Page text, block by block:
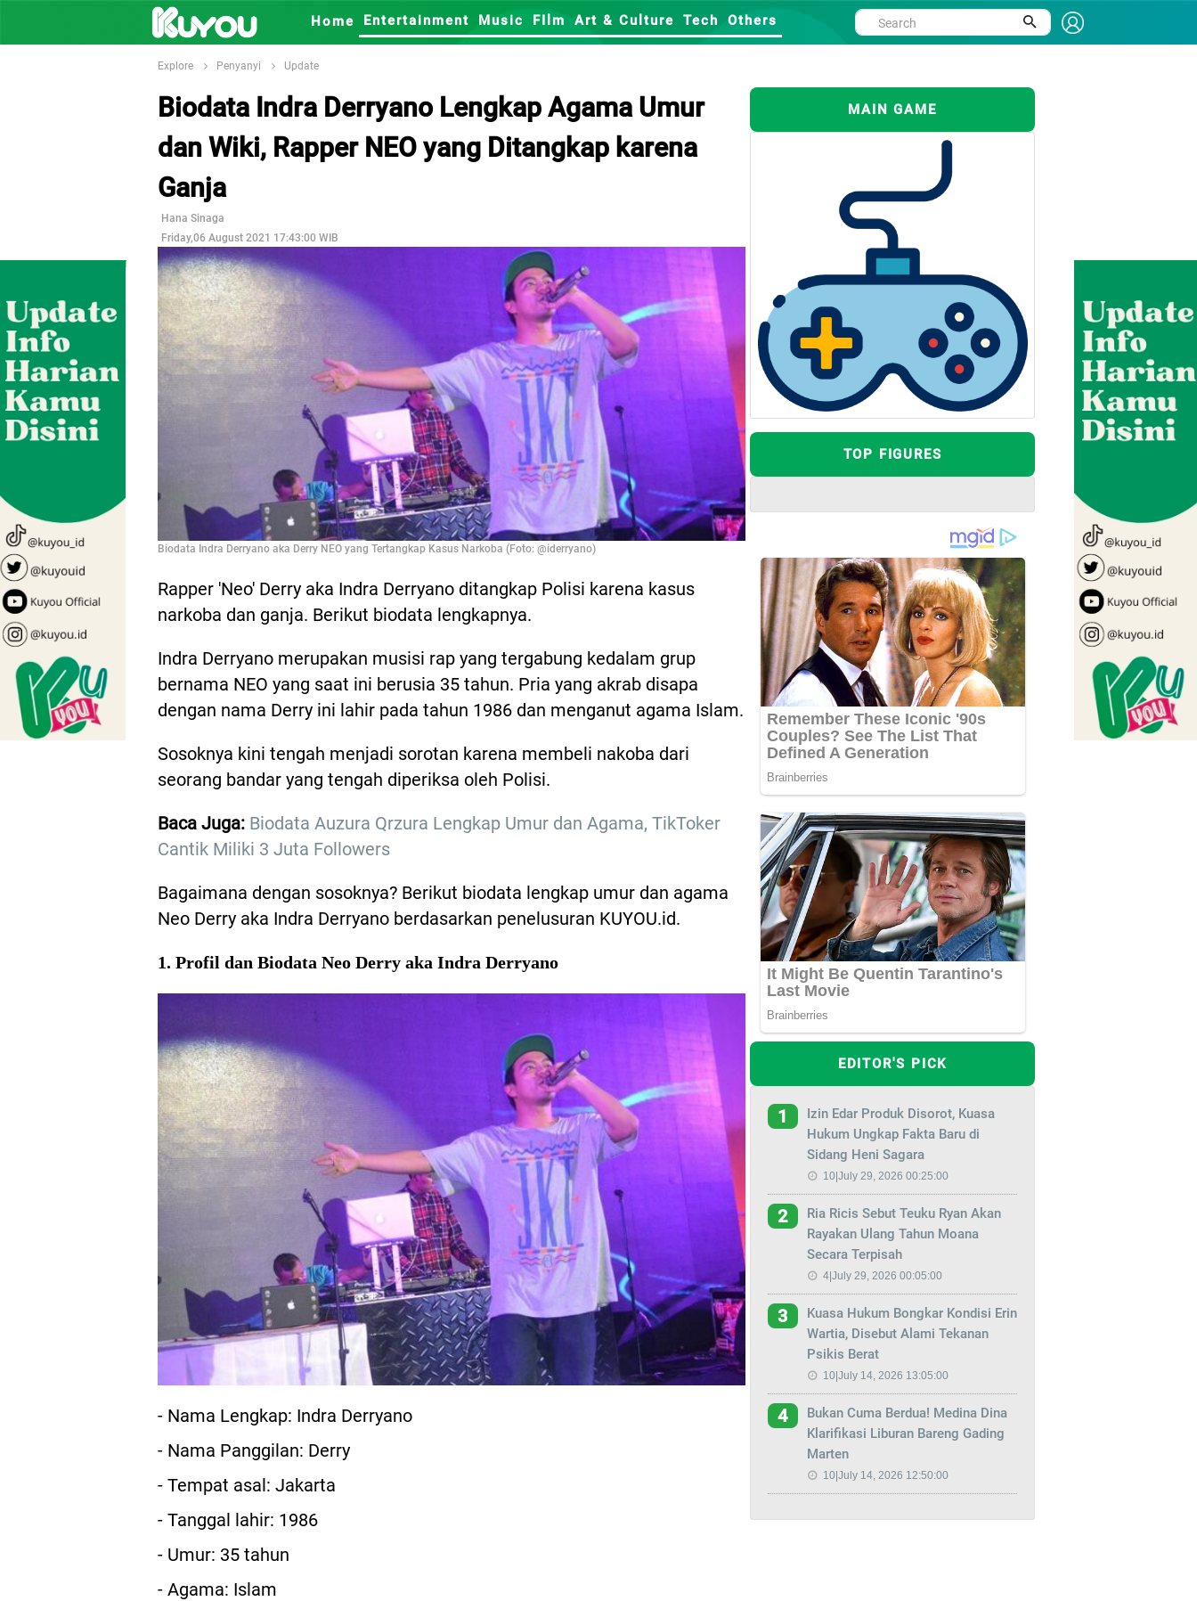
Home Entertainment Music FIlm Art & Culture Tech Others
Explore Penyanyi Update
Biodata Indra Derryano Lengkap Agama Umur
dan Wiki, Rapper NEO yang Ditangkap karena
Ganja
Hana Sinaga
Friday,06 August 2021 17:43:00 WIB
Biodata Indra Derryano aka Derry NEO yang Tertangkap Kasus Narkoba (Foto: @iderryano)
Rapper 'Neo' Derry aka Indra Derryano ditangkap Polisi karena kasus
narkoba dan ganja. Berikut biodata lengkapnya.
Indra Derryano merupakan musisi rap yang tergabung kedalam grup
bernama NEO yang saat ini berusia 35 tahun. Pria yang akrab disapa
dengan nama Derry ini lahir pada tahun 1986 dan menganut agama Islam.
Sosoknya kini tengah menjadi sorotan karena membeli nakoba dari
seorang bandar yang tengah diperiksa oleh Polisi.
Baca Juga: Biodata Auzura Qrzura Lengkap Umur dan Agama, TikToker
Cantik Miliki 3 Juta Followers
Bagaimana dengan sosoknya? Berikut biodata lengkap umur dan agama
Neo Derry aka Indra Derryano berdasarkan penelusuran KUYOU.id.
1. Profil dan Biodata Neo Derry aka Indra Derryano
- Nama Lengkap: Indra Derryano
- Nama Panggilan: Derry
- Tempat asal: Jakarta
- Tanggal lahir: 1986
- Umur: 35 tahun
- Agama: Islam
MAIN GAME
TOP FIGURES
EDITOR'S PICK
1
Izin Edar Produk Disorot, Kuasa
Hukum Ungkap Fakta Baru di
Sidang Heni Sagara
10|July 29, 2026 00:25:00
2
Ria Ricis Sebut Teuku Ryan Akan
Rayakan Ulang Tahun Moana
Secara Terpisah
4|July 29, 2026 00:05:00
3
Kuasa Hukum Bongkar Kondisi Erin
Wartia, Disebut Alami Tekanan
Psikis Berat
10|July 14, 2026 13:05:00
4
Bukan Cuma Berdua! Medina Dina
Klarifikasi Liburan Bareng Gading
Marten
10|July 14, 2026 12:50:00